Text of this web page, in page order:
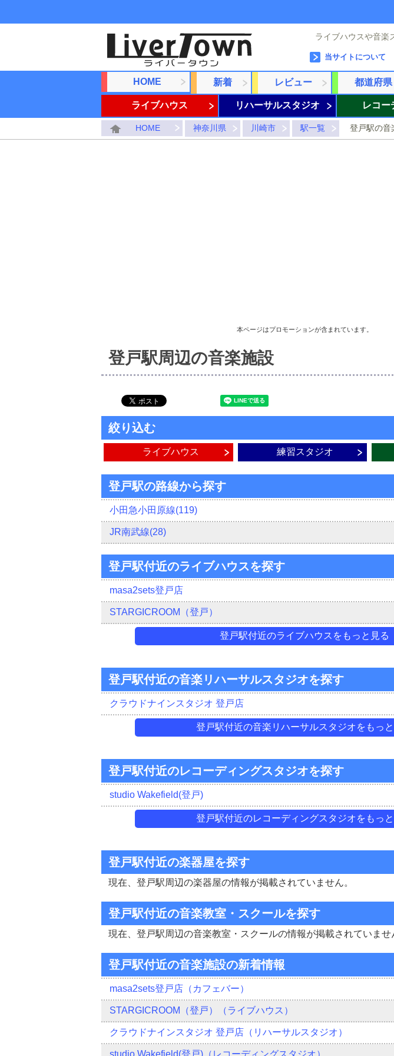
ライブハウスや音楽
当サイトについて
HOME 新着 レビュー 都道府県
ライブハウス リハーサルスタジオ レコー
HOME 神奈川県 川崎市 駅一覧 登戸駅の音
本ページはプロモーションが含まれています。
登戸駅周辺の音楽施設
絞り込む
ライブハウス 練習スタジオ
登戸駅の路線から探す
小田急小田原線(119)
JR南武線(28)
登戸駅付近のライブハウスを探す
masa2sets登戸店
STARGICROOM（登戸）
登戸駅付近のライブハウスをもっと見る
登戸駅付近の音楽リハーサルスタジオを探す
クラウドナインスタジオ 登戸店
登戸駅付近の音楽リハーサルスタジオをもっ
登戸駅付近のレコーディングスタジオを探す
studio Wakefield(登戸)
登戸駅付近のレコーディングスタジオをもっ
登戸駅付近の楽器屋を探す
現在、登戸駅周辺の楽器屋の情報が掲載されていません。
登戸駅付近の音楽教室・スクールを探す
現在、登戸駅周辺の音楽教室・スクールの情報が掲載されていませ
登戸駅付近の音楽施設の新着情報
masa2sets登戸店（カフェバー）
STARGICROOM（登戸）（ライブハウス）
クラウドナインスタジオ 登戸店（リハーサルスタジオ）
studio Wakefield(登戸)（レコーディングスタジオ）